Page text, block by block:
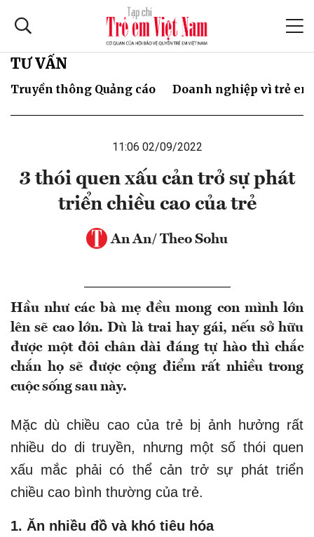
TƯ VẤN
Truyền thông Quảng cáo Doanh nghiệp vì trẻ em
11:06 02/09/2022
3 thói quen xấu cản trở sự phát
triển chiều cao của trẻ
An An/ Theo Sohu
Hầu như các bà mẹ đều mong con mình lớn
lên sẽ cao lớn. Dù là trai hay gái, nếu sở hữu
được một đôi chân dài đáng tự hào thì chắc
chắn họ sẽ được cộng điểm rất nhiều trong
cuộc sống sau này.
Mặc dù chiều cao của trẻ bị ảnh hưởng rất
nhiều do di truyền, nhưng một số thói quen
xấu mắc phải có thể cản trở sự phát triển
chiều cao bình thường của trẻ.
1. Ăn nhiều đồ và khó tiêu hóa